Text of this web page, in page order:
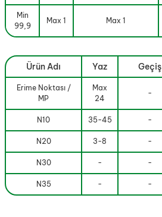
Min
99,9
Max 1 Max 1
Ürün Adı Yaz Geçiş
Erime Noktası /
MP
Max
24
-
N10 35-45 -
N20 3-8 -
N30 - -
N35 - -